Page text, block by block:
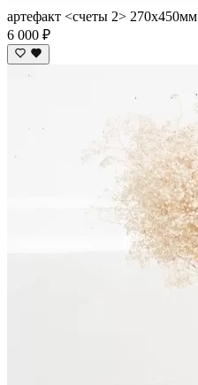
артефакт <счеты 2> 270х450мм
6 000 ₽